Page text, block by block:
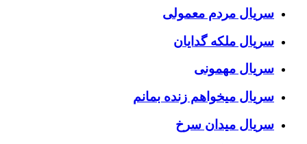
سریال مردم معمولی
سریال ملکه گدایان
سریال مهمونی
سریال میخواهم زنده بمانم
سریال میدان سرخ